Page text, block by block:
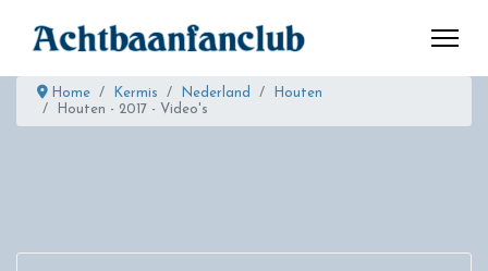
Home Kermis Nederland
Houten
Houten - 2017 - Video's